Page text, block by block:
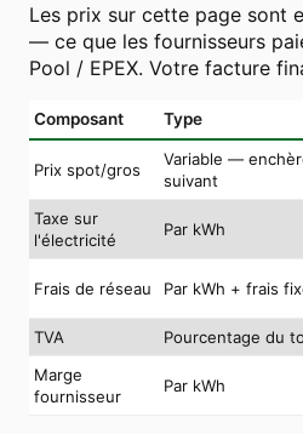
Les prix sur cette page sont
— ce que les fournisseurs
Pool / EPEX. Votre facture
Composant Type
Prix spot/gros
Variable —
suivant
Taxe sur
l'électricité
Par kWh
Frais de réseau Par kWh + frais
TVA
Pourcentage du
Marge
fournisseur
Par kWh